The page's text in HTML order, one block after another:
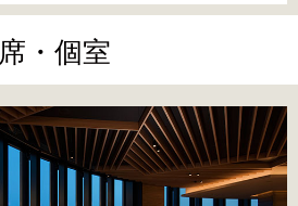
席・個室